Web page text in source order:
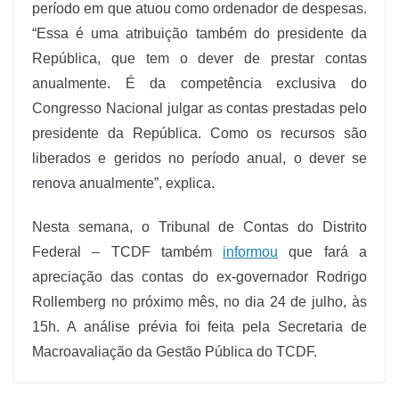
período em que atuou como ordenador de despesas.
“Essa é uma atribuição também do presidente da
República, que tem o dever de prestar contas
anualmente. É da competência exclusiva do
Congresso Nacional julgar as contas prestadas pelo
presidente da República. Como os recursos são
liberados e geridos no período anual, o dever se
renova anualmente”, explica.
Nesta semana, o Tribunal de Contas do Distrito
Federal – TCDF também informou que fará a
apreciação das contas do ex-governador Rodrigo
Rollemberg no próximo mês, no dia 24 de julho, às
15h. A análise prévia foi feita pela Secretaria de
Macroavaliação da Gestão Pública do TCDF.